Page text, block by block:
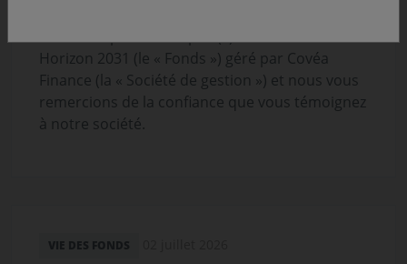
Horizon 2031 (le « Fonds ») géré par Covéa
Finance (la « Société de gestion ») et nous vous
remercions de la confiance que vous témoignez
à notre société.
VIE DES FONDS